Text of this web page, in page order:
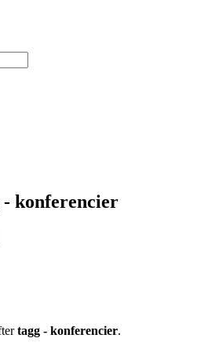
- konferencier
tagg - konferencier.